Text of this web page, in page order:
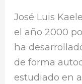
José Luis
el año 2000
ha
de forma
estudiado en